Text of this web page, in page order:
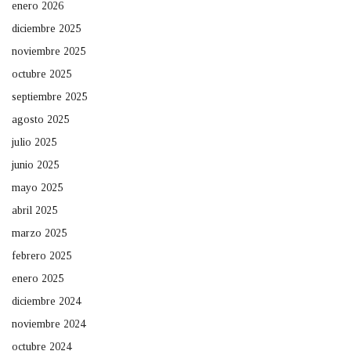
enero 2026
diciembre 2025
noviembre 2025
octubre 2025
septiembre 2025
agosto 2025
julio 2025
junio 2025
mayo 2025
abril 2025
marzo 2025
febrero 2025
enero 2025
diciembre 2024
noviembre 2024
octubre 2024